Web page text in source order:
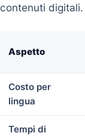
contenuti digitali.
Aspetto
Costo per
lingua
Tempi di